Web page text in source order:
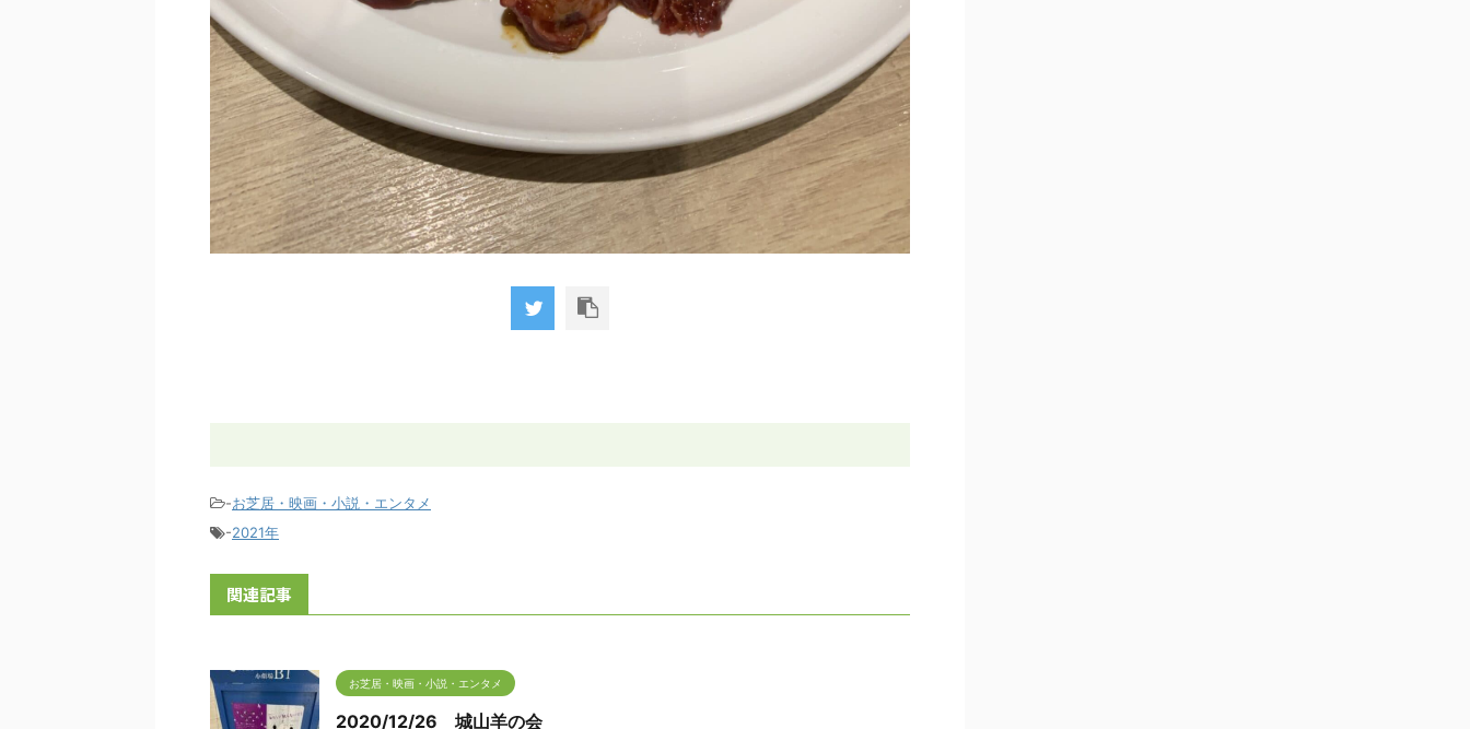
-お芝居・映画・小説・エンタメ
-2021年
関連記事
お芝居・映画・小説・エンタメ
2020/12/26 城山羊の会